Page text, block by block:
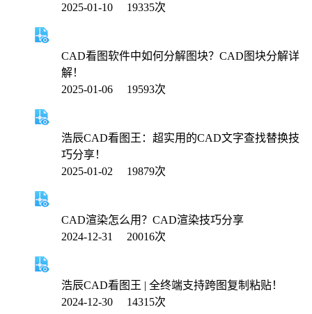
2025-01-10 19335次
CAD看图软件中如何分解图块？CAD图块分解详
解！
2025-01-06 19593次
浩辰CAD看图王：超实用的CAD文字查找替换技
巧分享！
2025-01-02 19879次
CAD渲染怎么用？CAD渲染技巧分享
2024-12-31 20016次
浩辰CAD看图王 | 全终端支持跨图复制粘贴！
2024-12-30 14315次